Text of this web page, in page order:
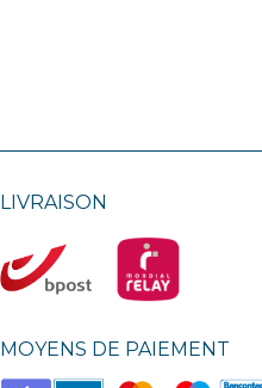
LIVRAISON
MOYENS DE PAIEMENT